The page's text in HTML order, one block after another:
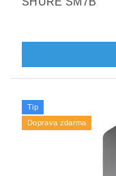
Tip
Doprava zdarma